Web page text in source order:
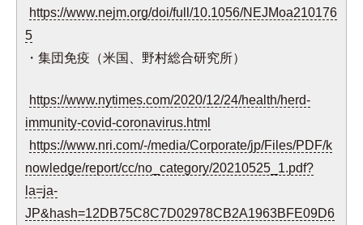
https://www.nejm.org/doi/full/10.1056/NEJMoa210176
5
・集団免疫（米国、野村総合研究所）
https://www.nytimes.com/2020/12/24/health/herd-
immunity-covid-coronavirus.html
https://www.nri.com/-/media/Corporate/jp/Files/PDF/k
nowledge/report/cc/no_category/20210525_1.pdf?
la=ja-
JP&hash=12DB75C8C7D02978CB2A1963BFE09D6